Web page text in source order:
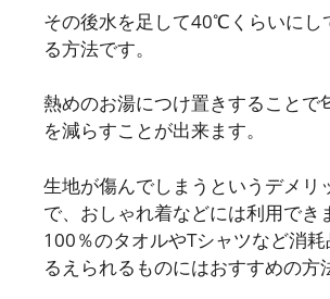
その後水を足して40℃くらいにし
る方法です。
熱めのお湯につけ置きすることで
を減らすことが出来ます。
生地が傷んでしまうというデメリ
で、おしゃれ着などには利用でき
100％のタオルやTシャツなど消耗
るえられるものにはおすすめの方